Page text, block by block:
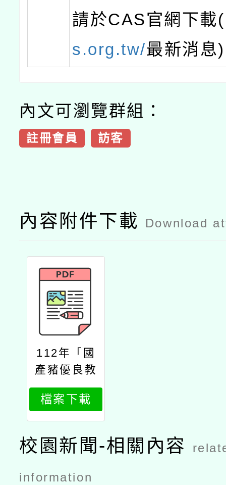
請於CAS官網下載(
s.org.tw/最新消息
內文可瀏覽群組：
註冊會員 訪客
內容附件下載 Download
112年「國
產豬優良教
案徵選暨教
學活動」簡
章
檔案下載
校園新聞-相關內容
information